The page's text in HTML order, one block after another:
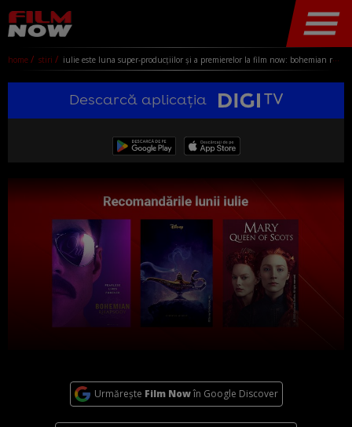
home stiri iulie este luna super-producțiilor și a premierelor la film now: bohemian rhapsody, aladdin și mary, regina scoției
Descarcă aplicația
Urmărește Film Nowîn Google Discover